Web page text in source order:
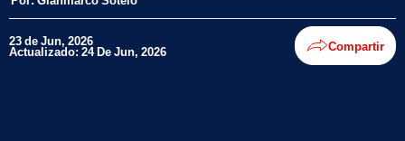
23 de Jun, 2026
Actualizado: 24 De Jun, 2026 Compartir